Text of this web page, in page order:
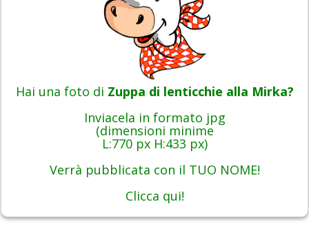
Hai una foto di Zuppa di lenticchie alla Mirka?
Inviacela in formato jpg
(dimensioni minime
L:770 px H:433 px)
Verrà pubblicata con il TUO NOME!
Clicca qui!